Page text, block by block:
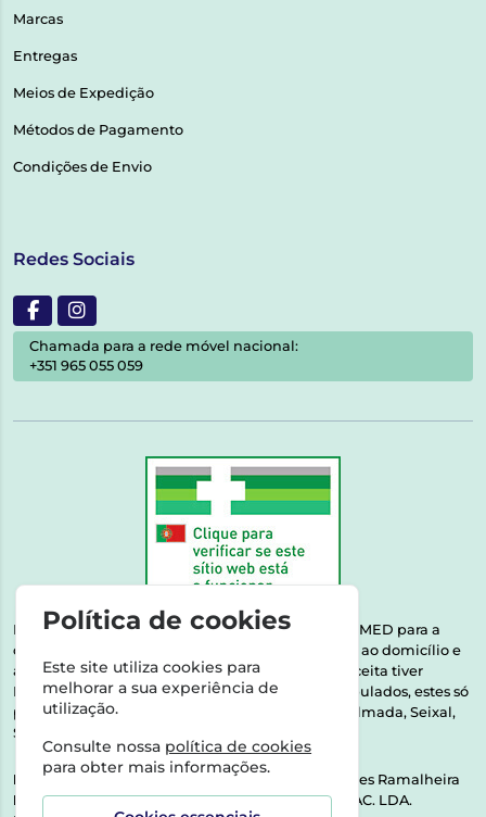
Marcas
Entregas
Meios de Expedição
Métodos de Pagamento
Condições de Envio
Redes Sociais
Chamada para a rede móvel nacional:
+351 965 055 059
Esta farmácia encontra-se autorizada pelo INFARMED para a
dispensa de medicamentos e produtos de saúde ao domicílio e
através da internet. Medicamentos | Se na sua receita tiver
MSRM, MNSRM, MSRMV ou Medicamentos Manipulados, estes só
podem ser entregues nos seguintes concelhos: Almada, Seixal,
Sesimbra, Oeiras e Lisboa.
Direção Técnica:
Dra. Raquel Alexandra Fernandes Ramalheira
NIPC:513064133 | ASPAS E NÚMEROS SOC. FARMAC. LDA.
Política de cookies
Este site utiliza cookies para
melhorar a sua experiência de
utilização.
Consulte nossa política de cookies
para obter mais informações.